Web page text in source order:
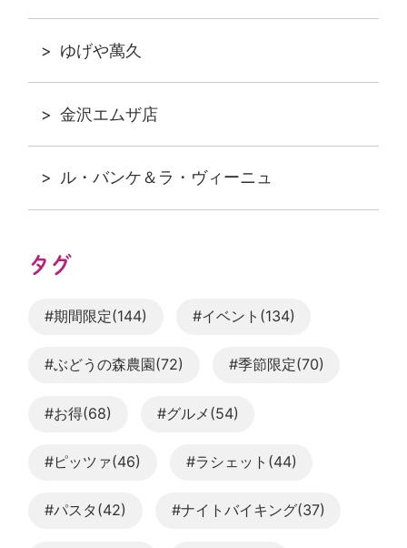
ゆげや萬久
金沢エムザ店
ル・バンケ＆ラ・ヴィーニュ
タグ
#期間限定(144) #イベント(134)
#ぶどうの森農園(72) #季節限定(70)
#お得(68) #グルメ(54)
#ピッツァ(46) #ラシェット(44)
#パスタ(42) #ナイトバイキング(37)